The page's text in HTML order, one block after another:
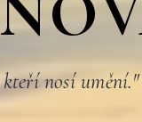
nosí umění."